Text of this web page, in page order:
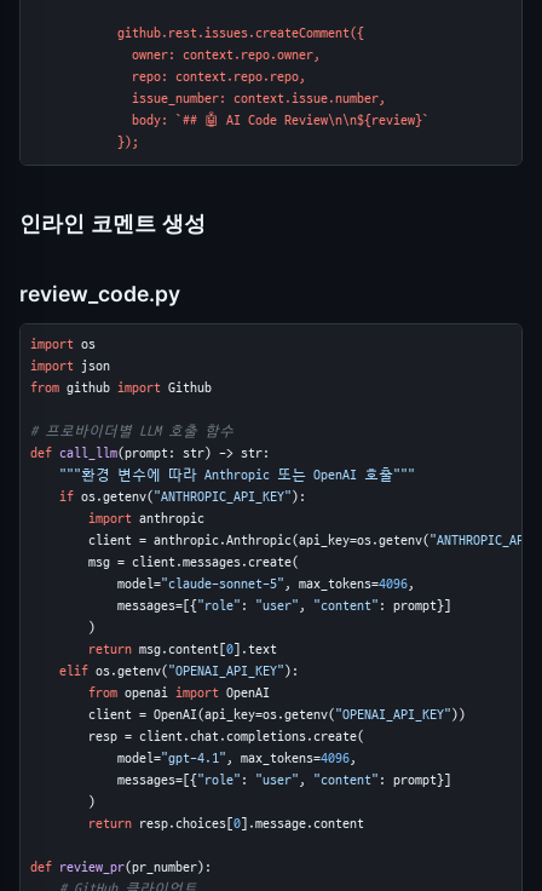
            github.rest.issues.createComment({
              owner: context.repo.owner,
              repo: context.repo.repo,
              issue_number: context.issue.number,
              body: `## 🤖 AI Code Review\n\n${review}`
            });
인라인 코멘트 생성
review_code.py
import
import
from github import Github
# 프로바이더별 LLM 호출 함수
def call_llm(prompt: str) -> str:
"""환경 변수에 따라 Anthropic 또는 OpenAI 호출"""
if os.getenv( "ANTHROPIC_API_KEY" ):
import anthropic
        client = anthropic.Anthropic(api_key=os.getenv(
        msg = client.messages.create(
            model=
"claude-sonnet-5" , max_tokens=4096,
            messages=[{
"role" : "user" , "content" : prompt}]
        )
return msg.content[0 ].text
elif os.getenv( "OPENAI_API_KEY" ):
from openai import OpenAI
        client = OpenAI(api_key=os.getenv(
"OPENAI_API_KEY" ))
        resp = client.chat.completions.create(
            model=
"gpt-4.1" , max_tokens=4096,
            messages=[{
"role" : "user" , "content" : prompt}]
        )
return resp.choices[0 ].message.content
def review_pr(pr_number):